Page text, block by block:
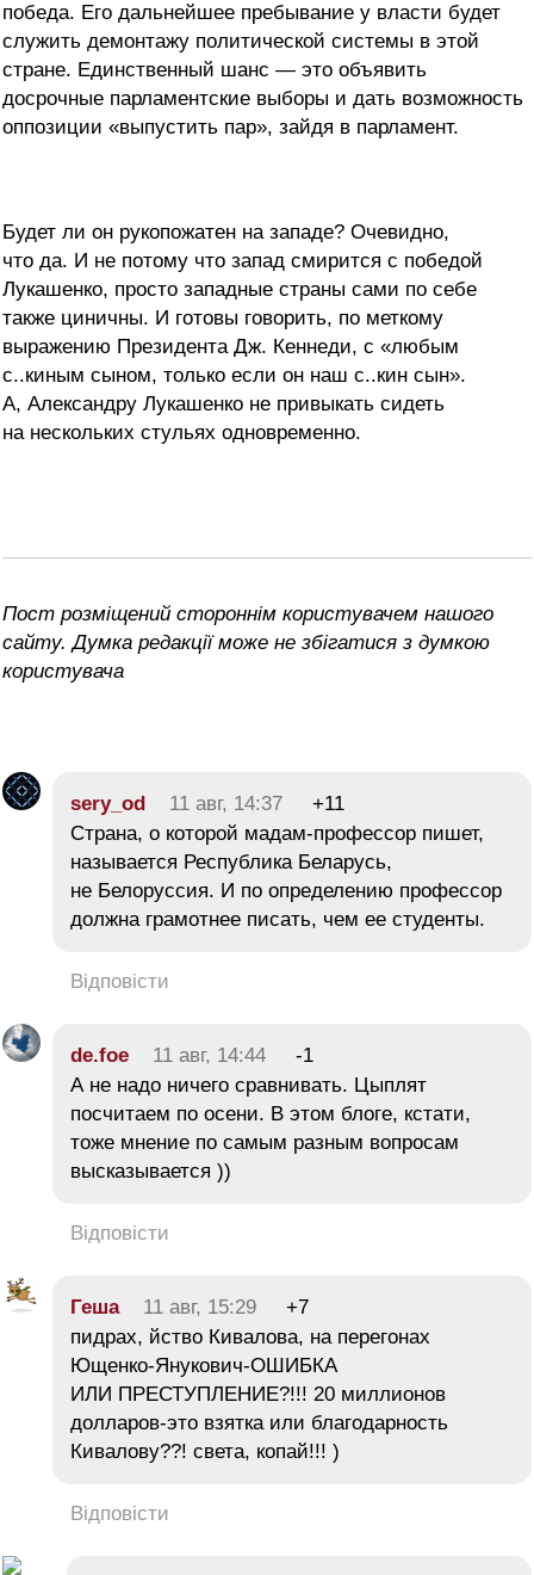
победа. Его дальнейшее пребывание у власти будет
служить демонтажу политической системы в этой
стране. Единственный шанс — это объявить
досрочные парламентские выборы и дать возможность
оппозиции «выпустить пар», зайдя в парламент.
Будет ли он рукопожатен на западе? Очевидно,
что да. И не потому что запад смирится с победой
Лукашенко, просто западные страны сами по себе
также циничны. И готовы говорить, по меткому
выражению Президента Дж. Кеннеди, с «любым
с..киным сыном, только если он наш с..кин сын».
А, Александру Лукашенко не привыкать сидеть
на нескольких стульях одновременно.
Пост розміщений стороннім користувачем нашого
сайту. Думка редакції може не збігатися з думкою
користувача
sery_od 11 авг, 14:37
+11
Страна, о которой мадам-профессор пишет,
называется Республика Беларусь,
не Белоруссия. И по определению профессор
должна грамотнее писать, чем ее студенты.
Відповісти
de.foe 11 авг, 14:44
-1
А не надо ничего сравнивать. Цыплят
посчитаем по осени. В этом блоге, кстати,
тоже мнение по самым разным вопросам
высказывается ))
Відповісти
Геша 11 авг, 15:29
+7
пидрах, йство Кивалова, на перегонах
Ющенко-Янукович-ОШИБКА
ИЛИ ПРЕСТУПЛЕНИЕ?!!! 20 миллионов
долларов-это взятка или благодарность
Кивалову??! света, копай!!! )
Відповісти